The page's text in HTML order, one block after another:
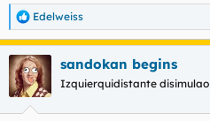
R
e
c
c
i
Edelweiss
sandokan begins
Izquierquidistante disimulao